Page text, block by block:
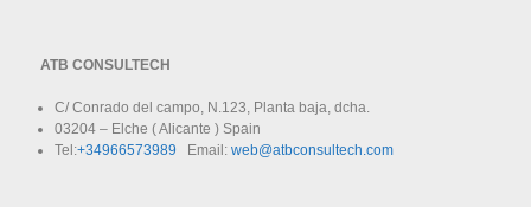
ATB CONSULTECH
C/ Conrado del campo, N.123, Planta baja, dcha.
03204 – Elche ( Alicante ) Spain
Tel:+34966573989 Email: web@atbconsultech.com